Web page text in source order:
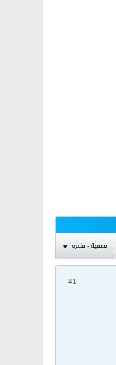
تصفية - فلترة
#1